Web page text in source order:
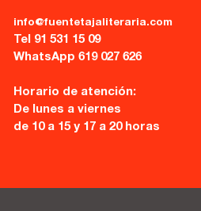
info@fuentetajaliteraria.com
Tel 91 531 15 09
WhatsApp 619 027 626
Horario de atención:
De lunes a viernes
de 10 a 15 y 17 a 20 horas